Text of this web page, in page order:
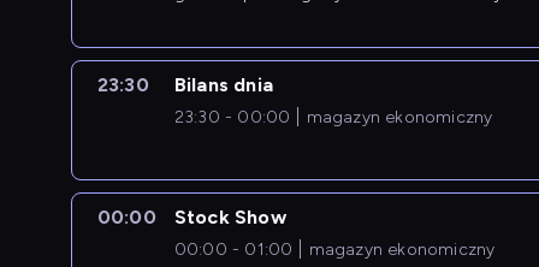
23:30 Bilans dnia
23:30 - 00:00 magazyn ekonomiczny
00:00 Stock Show
00:00 - 01:00
magazyn ekonomiczny